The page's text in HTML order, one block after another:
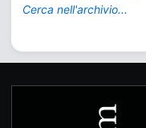
Cerca nell'archivio...